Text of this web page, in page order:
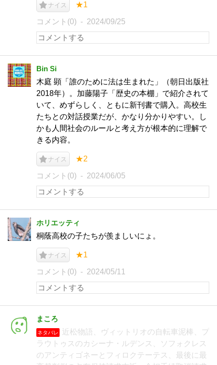
ナイス ★1
コメント(0) 2024/09/25
Bin Si
木庭 顕「誰のために法は生まれた」（朝日出版社
2018年）。加藤陽子「歴史の本棚」で紹介されて
いて、めずらしく、ともに新刊書で購入。高校生
たちとの対話授業だが、かなり分かりやすい。し
かも人間社会のルールと考え方が根本的に理解で
きる内容。
ナイス ★2
コメント(0) 2024/06/05
ホリエッティ
桐蔭高校の子たちが羨ましいにょ。
ナイス ★1
コメント(0) 2024/05/11
まころ
ネタバレ
近松物語、ヴィットリオの自転車泥棒、プ
ラウトゥスのカシーナ・ルデンス、ソフォクレス
のアンティゴネーとフィロクテーテス、最後に最